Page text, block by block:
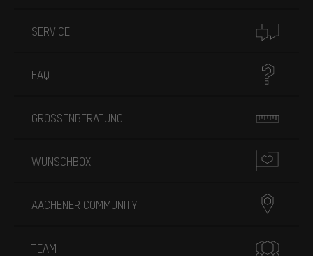
SERVICE
FAQ
GRÖSSENBERATUNG
WUNSCHBOX
AACHENER COMMUNITY
TEAM